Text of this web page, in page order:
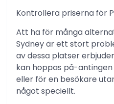
Kontrollera priserna för
Att ha för många
Sydney är ett stort
av dessa platser
kan hoppas på-
eller för en besökare
något speciellt.